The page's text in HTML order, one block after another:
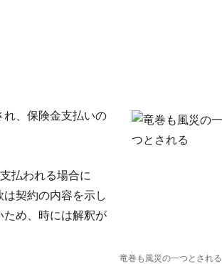
竜巻も風災の一つとされる
れ、保険金支払いの
払われる場合に
は契約の内容を示し
ため、時には解釈が